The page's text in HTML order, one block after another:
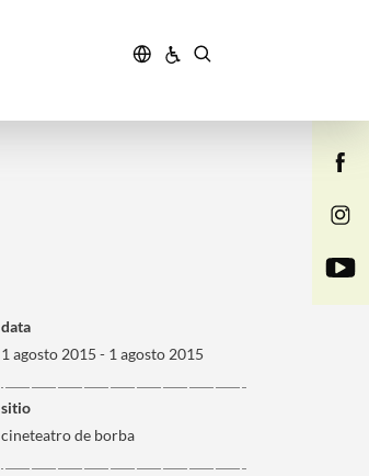
data
1 agosto 2015 - 1 agosto 2015
sitio
cineteatro de borba